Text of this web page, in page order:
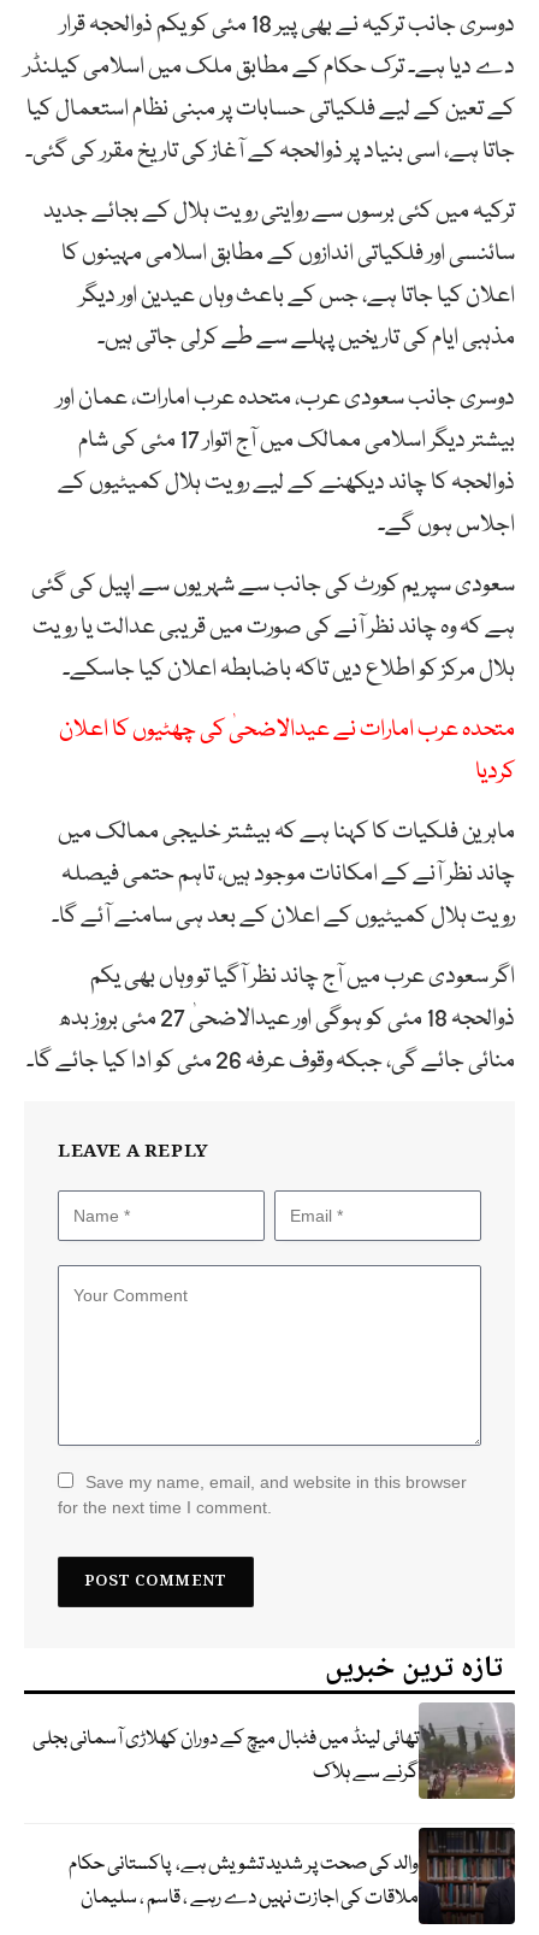
دوسری جانب ترکیہ نے بھی پیر 18 مئی کو یکم ذوالحجہ قرار
دے دیا ہے۔ ترک حکام کے مطابق ملک میں اسلامی کیلنڈر
کے تعین کے لیے فلکیاتی حسابات پر مبنی نظام استعمال کیا
جاتا ہے، اسی بنیاد پر ذوالحجہ کے آغاز کی تاریخ مقرر کی گئی۔
ترکیہ میں کئی برسوں سے روایتی رویت ہلال کے بجائے جدید
سائنسی اور فلکیاتی اندازوں کے مطابق اسلامی مہینوں کا
اعلان کیا جاتا ہے، جس کے باعث وہاں عیدین اور دیگر
مذہبی ایام کی تاریخیں پہلے سے طے کرلی جاتی ہیں۔
دوسری جانب سعودی عرب، متحدہ عرب امارات، عمان اور
بیشتر دیگر اسلامی ممالک میں آج اتوار 17 مئی کی شام
ذوالحجہ کا چاند دیکھنے کے لیے رویت ہلال کمیٹیوں کے
اجلاس ہوں گے۔
سعودی سپریم کورٹ کی جانب سے شہریوں سے اپیل کی گئی
ہے کہ وہ چاند نظر آنے کی صورت میں قریبی عدالت یا رویت
ہلال مرکز کو اطلاع دیں تاکہ باضابطہ اعلان کیا جاسکے۔
متحدہ عرب امارات نے عیدالاضحیٰ کی چھٹیوں کا اعلان
کردیا
ماہرین فلکیات کا کہنا ہے کہ بیشتر خلیجی ممالک میں
چاند نظر آنے کے امکانات موجود ہیں، تاہم حتمی فیصلہ
رویت ہلال کمیٹیوں کے اعلان کے بعد ہی سامنے آئے گا۔
اگر سعودی عرب میں آج چاند نظر آگیا تو وہاں بھی یکم
ذوالحجہ 18 مئی کو ہوگی اور عیدالاضحیٰ 27 مئی بروز بدھ
منائی جائے گی، جبکہ وقوف عرفہ 26 مئی کو ادا کیا جائے گا۔
LEAVE A REPLY
Save my name, email, and website in this browser
for the next time I comment.
تازہ ترین خبریں
تھائی لینڈ میں فٹبال میچ کے دوران کھلاڑی آسمانی بجلی
گرنے سے ہلاک
والد کی صحت پر شدید تشویش ہے، پاکستانی حکام
ملاقات کی اجازت نہیں دے رہے ، قاسم ، سلیمان